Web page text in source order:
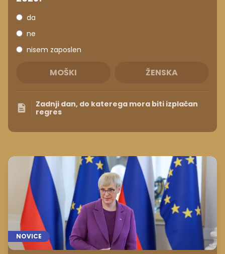
da
ne
nisem zaposlen
MOŠKI ŽENSKA
Zadnji dan, do katerega mora biti izplačan
regres
NOVICE